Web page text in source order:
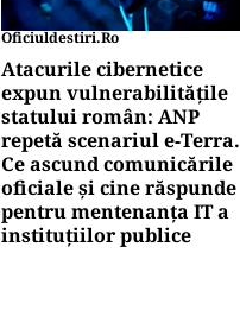
Oficiuldestiri.ro
Atacurile cibernetice
expun vulnerabilitățile
statului român: ANP
repetă scenariul e‑Terra.
Ce ascund comunicările
oficiale și cine răspunde
pentru mentenanța IT a
instituțiilor publice